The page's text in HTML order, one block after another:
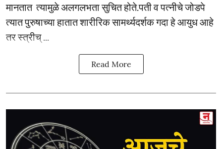
मानतात त्यामुळे अलगलभता सुचित होते.पती व पत्नीचे जोडपे
त्यात पुरुषाच्या हातात शारीरिक सामर्थ्यदर्शक गदा हे आयुध आहे
तर स्त्रीच् ...
Read More